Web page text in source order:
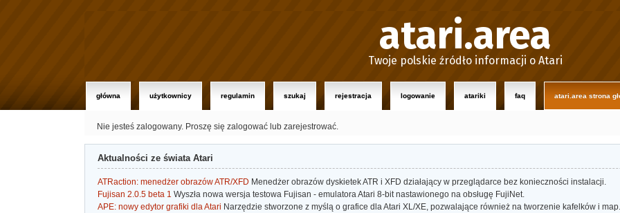
atari.area
Twoje polskie źródło informacji o Atari
główna użytkownicy regulamin szukaj rejestracja logowanie atariki faq atari.area strona
Nie jesteś zalogowany. Proszę się zalogować lub zarejestrować.
Aktualności ze świata Atari
ATRaction: menedżer obrazów ATR/XFD Menedżer obrazów dyskietek ATR i XFD działający w przeglądarce bez konieczności instalacji.
Fujisan 2.0.5 beta 1 Wyszła nowa wersja testowa Fujisan - emulatora Atari 8-bit nastawionego na obsługę FujiNet.
APE: nowy edytor grafiki dla Atari Narzędzie stworzone z myślą o grafice dla Atari XL/XE, pozwalające również na tworzenie kafelków i map.